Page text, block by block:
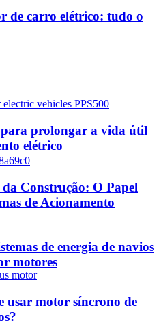
de carro elétrico: tudo o
para prolongar a vida útil
elétrico
Construção: O Papel
de Acionamento
de energia de navios
motores
usar motor síncrono de